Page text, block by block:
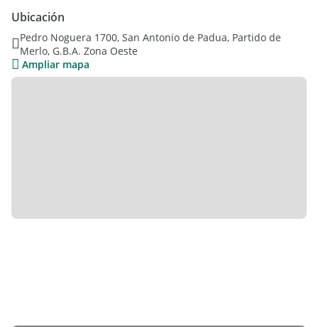
~ Amplia Habitación con Placard.
~ Posee Lavadero en Terraza Compartida.
Ubicación
Pedro Noguera 1700, San Antonio de Padua, Partido de
Merlo, G.B.A. Zona Oeste
Ampliar mapa